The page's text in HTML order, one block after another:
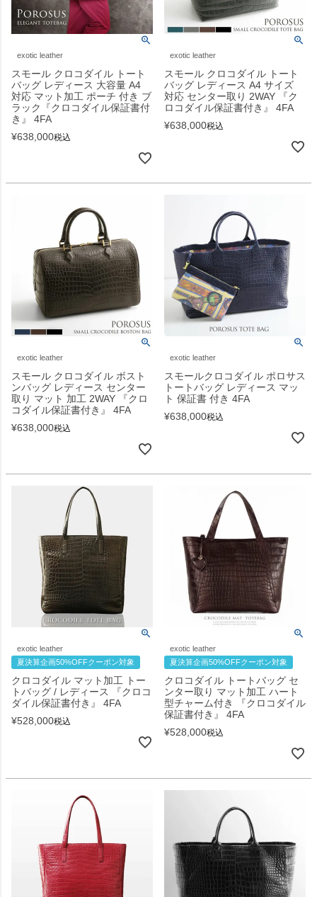
exotic leather
スモール クロコダイル トート
バッグ レディース 大容量 A4
対応 マット加工 ポーチ 付き ブ
ラック『クロコダイル保証書付
き』 4FA
¥638,000税込
exotic leather
スモール クロコダイル トート
バッグ レディース A4 サイズ
対応 センター取り 2WAY 『ク
ロコダイル保証書付き』 4FA
¥638,000税込
exotic leather
スモール クロコダイル ボスト
ンバッグ レディース センター
取り マット 加工 2WAY 『クロ
コダイル保証書付き』 4FA
¥638,000税込
exotic leather
スモールクロコダイル ポロサス
トートバッグ レディース マッ
ト 保証書 付き 4FA
¥638,000税込
exotic leather
夏決算企画50%OFFクーポン対象
クロコダイル マット加工 トー
トバッグ / レディース 『クロコ
ダイル保証書付き』 4FA
¥528,000税込
exotic leather
夏決算企画50%OFFクーポン対象
クロコダイル トートバッグ セ
ンター取り マット加工 ハート
型チャーム付き 『クロコダイル
保証書付き』 4FA
¥528,000税込